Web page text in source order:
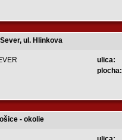
ul. Hlinkova
ulica:
plocha:
- okolie